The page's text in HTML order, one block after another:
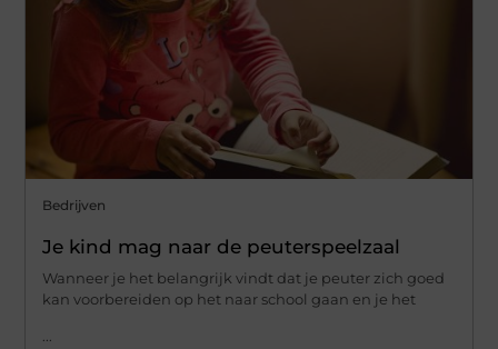
Bedrijven
Je kind mag naar de peuterspeelzaal
Wanneer je het belangrijk vindt dat je peuter zich goed
kan voorbereiden op het naar school gaan en je het